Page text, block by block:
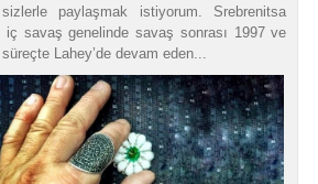
paylaşmak istiyorum. Srebrenitsa
iç savaş genelinde savaş sonrası 1997 ve
süreçte Lahey’de devam eden...